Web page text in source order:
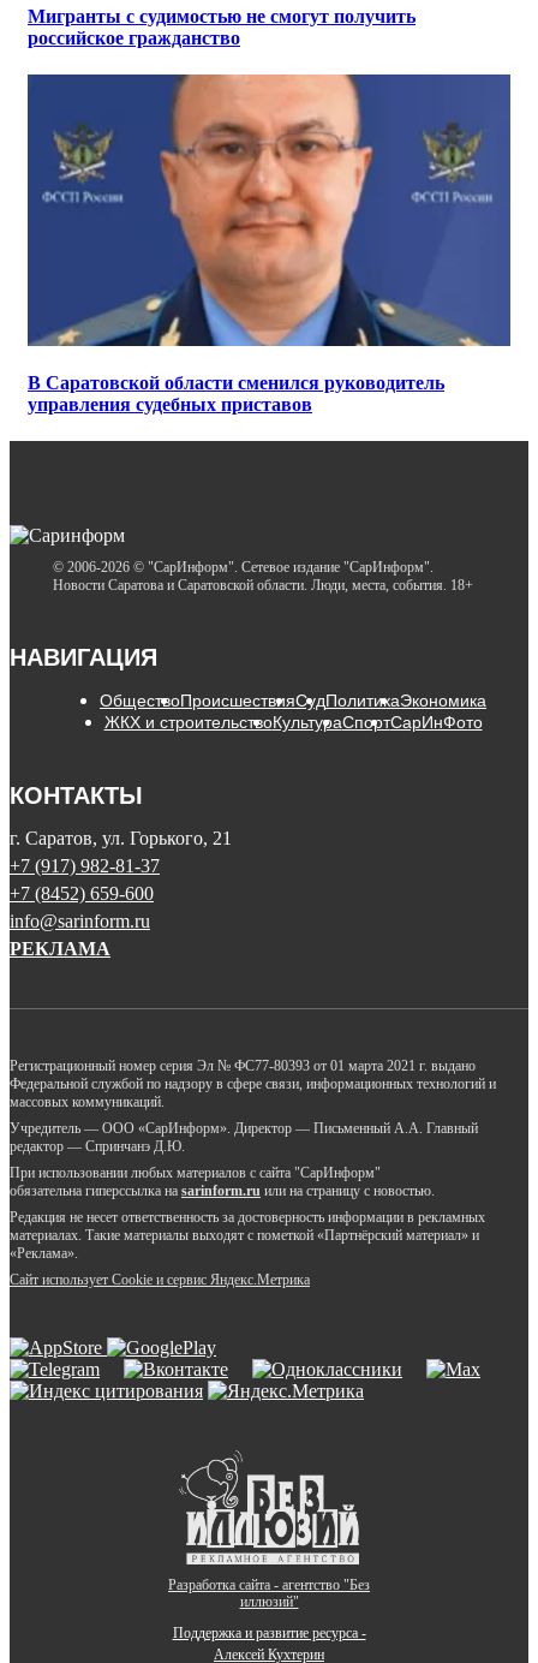
Мигранты с судимостью не смогут получить
российское гражданство
В Саратовской области сменился руководитель
управления судебных приставов
© 2006-2026 © "СарИнформ". Сетевое издание "СарИнформ".
Новости Саратова и Саратовской области. Люди, места, события. 18+
НАВИГАЦИЯ
ОбществоПроисшествияСудПолитикаЭкономика
ЖКХ и строительствоКультураСпортСарИнФото
КОНТАКТЫ
г. Саратов, ул. Горького, 21
+7 (917) 982-81-37
+7 (8452) 659-600
info@sarinform.ru
РЕКЛАМА
Регистрационный номер серия Эл № ФС77-80393 от 01 марта 2021 г. выдано
Федеральной службой по надзору в сфере связи, информационных технологий и
массовых коммуникаций.
Учредитель — ООО «СарИнформ». Директор — Письменный А.А. Главный
редактор — Спринчанэ Д.Ю.
При использовании любых материалов с сайта "СарИнформ"
обязательна гиперссылка на sarinform.ru или на страницу с новостью.
Редакция не несет ответственность за достоверность информации в рекламных
материалах. Такие материалы выходят с пометкой «Партнёрский материал» и
«Реклама».
Сайт использует Cookie и сервиc Яндекс.Метрика
Разработка сайта - агентство "Без
иллюзий"
Поддержка и развитие ресурса -
Алексей Кухтерин